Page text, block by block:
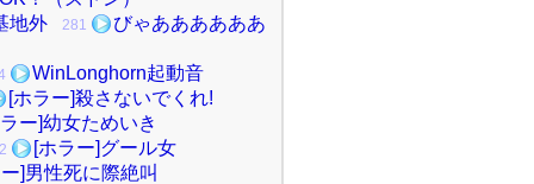
地外
281 びゃああああああ
WinLonghorn起動音
[ホラー]殺さないでくれ!
ー]幼女ためいき
[ホラー]グール女
]男性死に際絶叫